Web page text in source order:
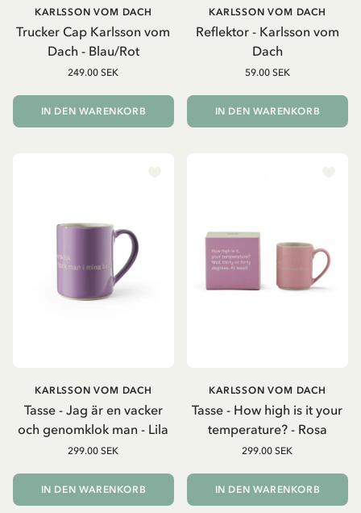
Trucker Cap Karlsson vom
Dach - Blau/Rot
KARLSSON VOM DACH
249.00 SEK
IN DEN WARENKORB
Reflektor - Karlsson vom
Dach
KARLSSON VOM DACH
59.00 SEK
IN DEN WARENKORB
Tasse - Jag är en vacker
och genomklok man - Lila
KARLSSON VOM DACH
299.00 SEK
IN DEN WARENKORB
Tasse - How high is it your
temperature? - Rosa
KARLSSON VOM DACH
299.00 SEK
IN DEN WARENKORB